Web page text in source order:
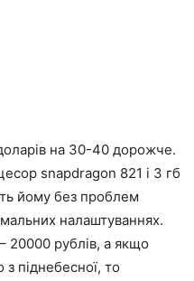
на 30-40 дорожче.
snapdragon 821 і 3 гб
йому без проблем
налаштуваннях.
20000 рублів, а якщо
піднебесної, то